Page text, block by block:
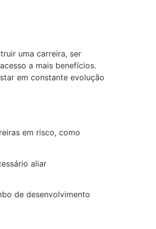
uma carreira, ser
a mais benefícios.
em constante evolução
em risco, como
aliar
de desenvolvimento